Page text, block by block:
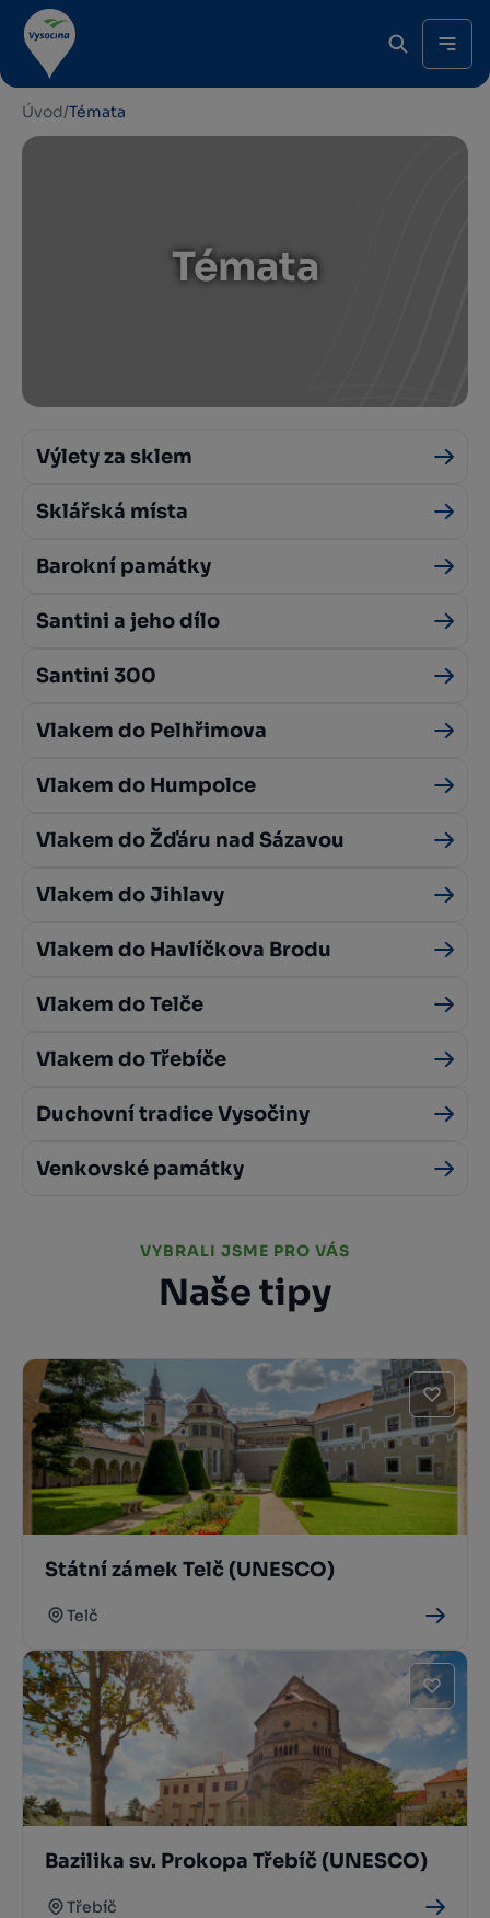
Úvod/Témata
Témata
Výlety za sklem
Sklářská místa
Barokní památky
Santini a jeho dílo
Santini 300
Vlakem do Pelhřimova
Vlakem do Humpolce
Vlakem do Žďáru nad Sázavou
Vlakem do Jihlavy
Vlakem do Havlíčkova Brodu
Vlakem do Telče
Vlakem do Třebíče
Duchovní tradice Vysočiny
Venkovské památky
VYBRALI JSME PRO VÁS
Naše tipy
Státní zámek Telč (UNESCO)
Telč
Bazilika sv. Prokopa Třebíč (UNESCO)
Třebíč